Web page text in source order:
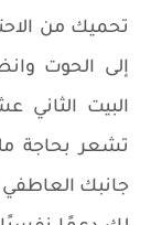
تحميك من
إلى الحوت
البيت الثاني
تشعر بحاجة
جانبك